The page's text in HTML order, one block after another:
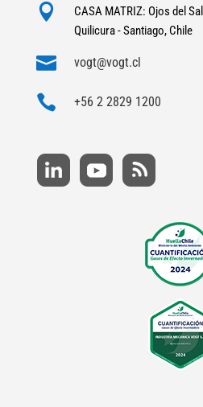

CASA MATRIZ: Ojos del
Quilicura - Santiago, Chile
 vogt@vogt.cl
 +56 2 2829 1200